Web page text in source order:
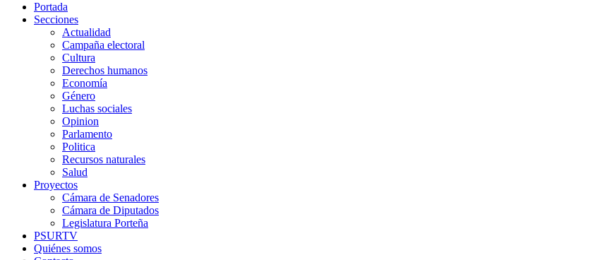
Portada
Secciones
Actualidad
Campaña electoral
Cultura
Derechos humanos
Economía
Género
Luchas sociales
Opinion
Parlamento
Politica
Recursos naturales
Salud
Proyectos
Cámara de Senadores
Cámara de Diputados
Legislatura Porteña
PSURTV
Quiénes somos